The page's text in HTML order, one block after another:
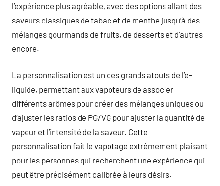
l’expérience plus agréable, avec des options allant des
saveurs classiques de tabac et de menthe jusqu’à des
mélanges gourmands de fruits, de desserts et d’autres
encore.
La personnalisation est un des grands atouts de l’e-
liquide, permettant aux vapoteurs de associer
différents arômes pour créer des mélanges uniques ou
d’ajuster les ratios de PG/VG pour ajuster la quantité de
vapeur et l’intensité de la saveur. Cette
personnalisation fait le vapotage extrêmement plaisant
pour les personnes qui recherchent une expérience qui
peut être précisément calibrée à leurs désirs.